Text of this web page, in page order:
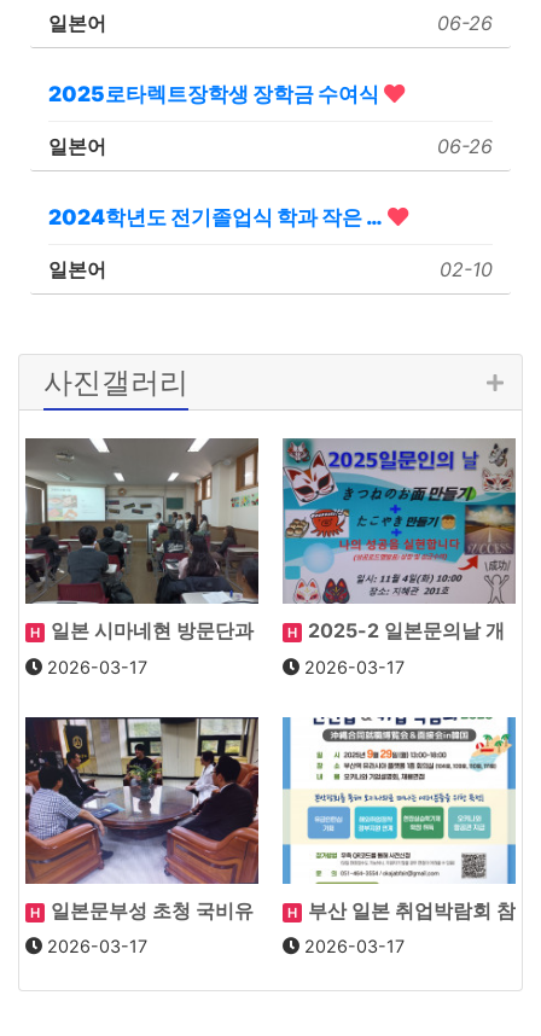
일본어 06-26
2025로타렉트장학생 장학금 수여식
일본어 06-26
2024학년도 전기졸업식 학과 작은 …
일본어 02-10
사진갤러리
H
일본 시마네현 방문단과
의 교류회 실시
2026-03-17
H
2025-2 일본문의날 개
최 : 狐面作り
2026-03-17
H
일본문부성 초청 국비유
학생 이정호학생 총장…
2026-03-17
H
부산 일본 취업박람회 참
석 2026-03-17